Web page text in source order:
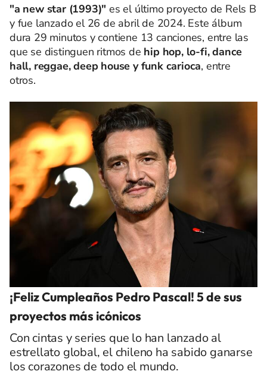
"a new star (1993)" es el último proyecto de Rels B
y fue lanzado el 26 de abril de 2024. Este álbum
dura 29 minutos y contiene 13 canciones, entre las
que se distinguen ritmos de hip hop, lo-fi, dance
hall, reggae, deep house y funk carioca, entre
otros.
¡Feliz Cumpleaños Pedro Pascal! 5 de sus
proyectos más icónicos
Con cintas y series que lo han lanzado al
estrellato global, el chileno ha sabido ganarse
los corazones de todo el mundo.